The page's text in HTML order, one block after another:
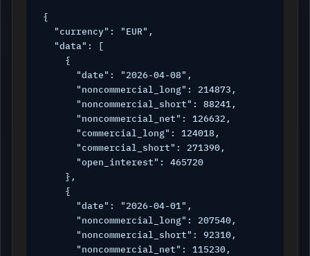
{
  "currency": "EUR",
  "data": [
    {
      "date": "2026-04-08",
      "noncommercial_long": 214873,
      "noncommercial_short": 88241,
      "noncommercial_net": 126632,
      "commercial_long": 124018,
      "commercial_short": 271390,
      "open_interest": 465720
    },
    {
      "date": "2026-04-01",
      "noncommercial_long": 207540,
      "noncommercial_short": 92310,
      "noncommercial_net": 115230,